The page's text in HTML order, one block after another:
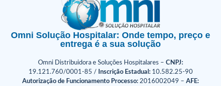
Omni Solução Hospitalar: Onde tempo, preço e
entrega é a sua solução
Omni Distribuidora e Soluções Hospitalares – CNPJ:
19.121.760/0001-85 /
Inscrição Estadual:10.582.25-90
Autorização de Funcionamento Processo: 2016002049 – AFE: